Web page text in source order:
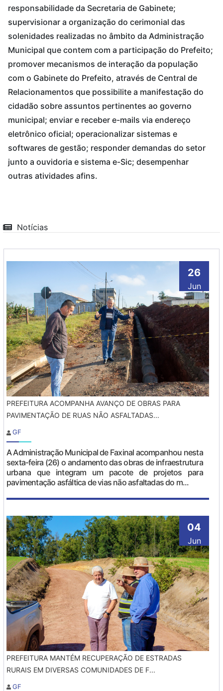
responsabilidade da Secretaria de Gabinete;
supervisionar a organização do cerimonial das
solenidades realizadas no âmbito da Administração
Municipal que contem com a participação do Prefeito;
promover mecanismos de interação da população
com o Gabinete do Prefeito, através de Central de
Relacionamentos que possibilite a manifestação do
cidadão sobre assuntos pertinentes ao governo
municipal; enviar e receber e-mails via endereço
eletrônico oficial; operacionalizar sistemas e
softwares de gestão; responder demandas do setor
junto a ouvidoria e sistema e-Sic; desempenhar
outras atividades afins.
Notícias
26
Jun
PREFEITURA ACOMPANHA AVANÇO DE OBRAS PARA
PAVIMENTAÇÃO DE RUAS NÃO ASFALTADAS...
GF
A Administração Municipal de Faxinal acompanhou nesta
sexta-feira (26) o andamento das obras de infraestrutura
urbana que integram um pacote de projetos para
pavimentação asfáltica de vias não asfaltadas do m...
04
Jun
PREFEITURA MANTÉM RECUPERAÇÃO DE ESTRADAS
RURAIS EM DIVERSAS COMUNIDADES DE F...
GF